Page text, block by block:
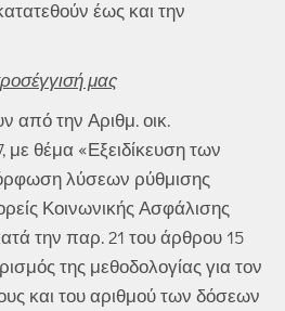
έως και την
μας
την Αριθμ. οικ.
με θέμα «Εξειδίκευση των
λύσεων ρύθμισης
Κοινωνικής Ασφάλισης
την παρ. 21 του άρθρου 15
της μεθοδολογίας για τον
και του αριθμού των δόσεων